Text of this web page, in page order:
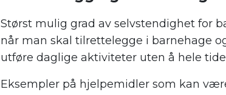
Størst mulig grad av selvstendighet for
når man skal tilrettelegge i barnehage
utføre daglige aktiviteter uten å hele
Eksempler på hjelpemidler som kan